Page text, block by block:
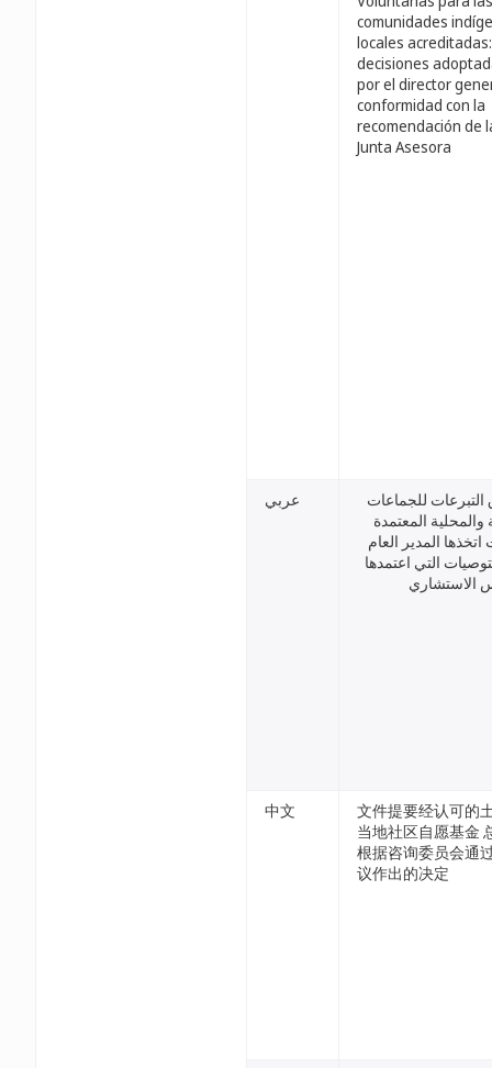
comunidades
locales acreditadas:
decisiones
por el director
conformidad con la
recomendación de
Junta Asesora
عربي
للجماعات
والمحلية المعتمدة
المدير العام
التي اعتمدها
الاستشاري
中文
文件提要经认可的
当地社区自愿基金
根据咨询委员会通
议作出的决定